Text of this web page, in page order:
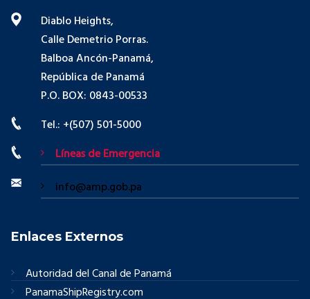
Diablo Heights,
Calle Demetrio Porras.
Balboa Ancón-Panamá,
República de Panamá
P.O. BOX: 0843-00533
Tel.: +(507) 501-5000
Líneas de Emergencia
info@amp.gob.pa
Enlaces Externos
Autoridad del Canal de Panamá
PanamaShipRegistry.com